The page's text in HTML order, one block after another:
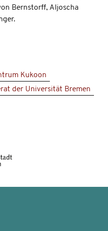
Bernstorff, Aljoscha
Kukoon
der Universität Bremen